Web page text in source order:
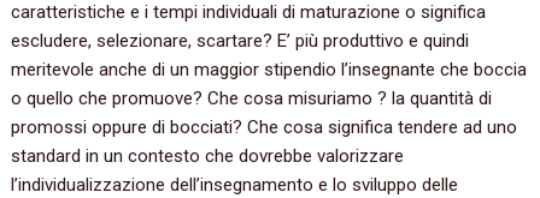
caratteristiche e i tempi individuali di maturazione o significa
escludere, selezionare, scartare? E’ più produttivo e quindi
meritevole anche di un maggior stipendio l’insegnante che boccia
o quello che promuove? Che cosa misuriamo ? la quantità di
promossi oppure di bocciati? Che cosa significa tendere ad uno
standard in un contesto che dovrebbe valorizzare
l’individualizzazione dell’insegnamento e lo sviluppo delle